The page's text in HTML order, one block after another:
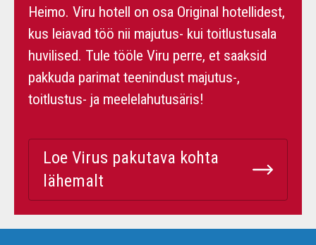
Heimo. Viru hotell on osa Original hotellidest,
kus leiavad töö nii majutus- kui toitlustusala
huvilised. Tule tööle Viru perre, et saaksid
pakkuda parimat teenindust majutus-,
toitlustus- ja meelelahutusäris!
Loe Virus pakutava kohta
lähemalt